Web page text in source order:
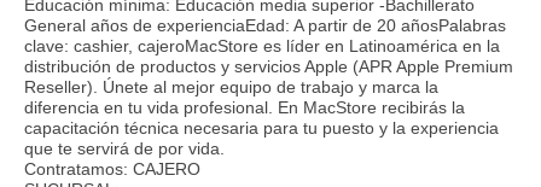
Educación mínima: Educación media superior -Bachillerato
General años de experienciaEdad: A partir de 20 añosPalabras
clave: cashier, cajeroMacStore es líder en Latinoamérica en la
distribución de productos y servicios Apple (APR Apple Premium
Reseller). Únete al mejor equipo de trabajo y marca la
diferencia en tu vida profesional. En MacStore recibirás la
capacitación técnica necesaria para tu puesto y la experiencia
que te servirá de por vida.
Contratamos: CAJERO